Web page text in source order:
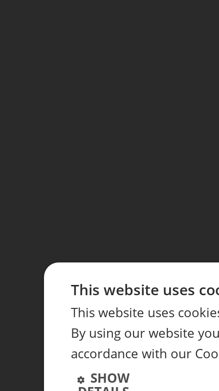
This website uses
This website uses
By using our website
accordance with our
SHOW